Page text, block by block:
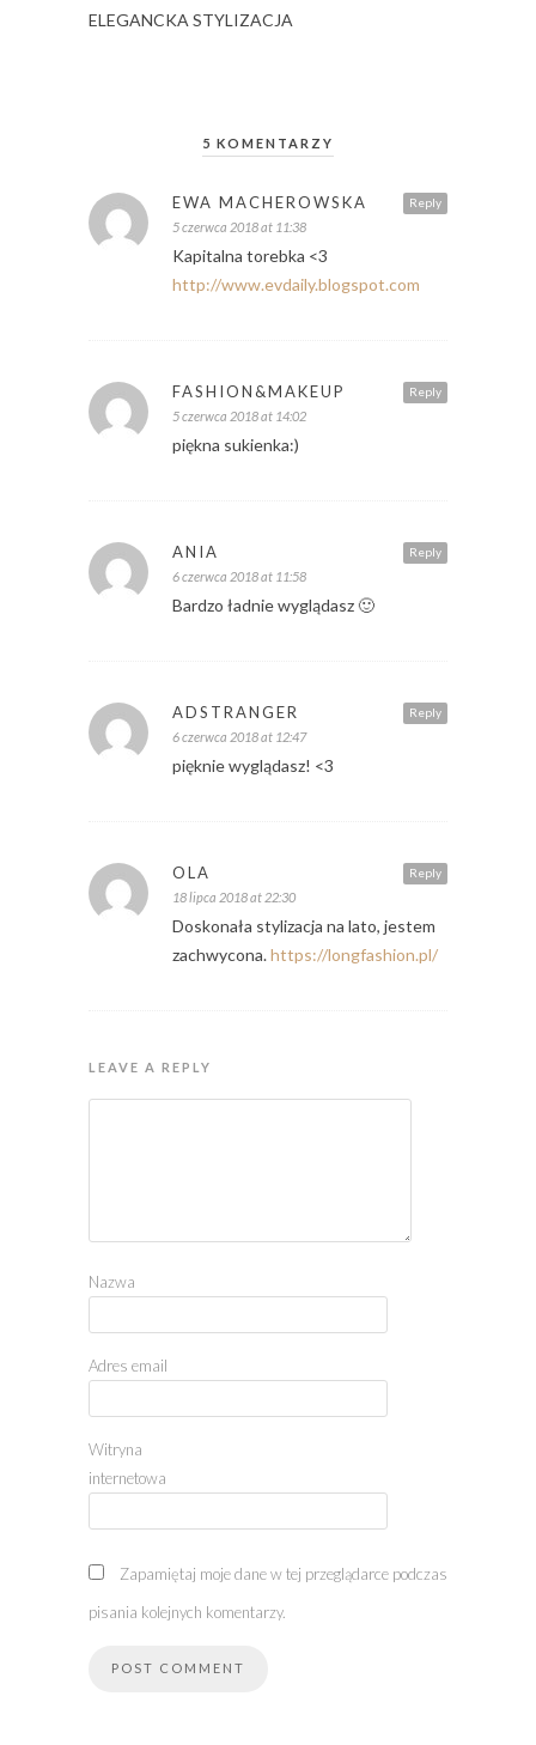
ELEGANCKA STYLIZACJA
5 KOMENTARZY
Reply
EWA MACHEROWSKA
5 czerwca 2018 at 11:38
Kapitalna torebka <3
http://www.evdaily.blogspot.com
Reply
FASHION&MAKEUP
5 czerwca 2018 at 14:02
piękna sukienka:)
Reply
ANIA
6 czerwca 2018 at 11:58
Bardzo ładnie wyglądasz 🙂
Reply
ADSTRANGER
6 czerwca 2018 at 12:47
pięknie wyglądasz! <3
Reply
OLA
18 lipca 2018 at 22:30
Doskonała stylizacja na lato, jestem
zachwycona.https://longfashion.pl/
LEAVE A REPLY
Nazwa
Adres email
Witryna
internetowa
Zapamiętaj moje dane w tej przeglądarce podczas
pisania kolejnych komentarzy.